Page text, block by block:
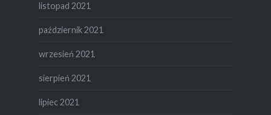
listopad 2021
październik 2021
wrzesień 2021
sierpień 2021
lipiec 2021